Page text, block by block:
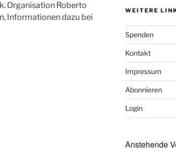
Organisation Roberto
Informationen dazu bei
WEITERE
Spenden
Kontakt
Impressum
Abonnieren
Login
Anstehende